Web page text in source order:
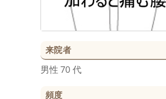
来院者
男性 70 代
頻度